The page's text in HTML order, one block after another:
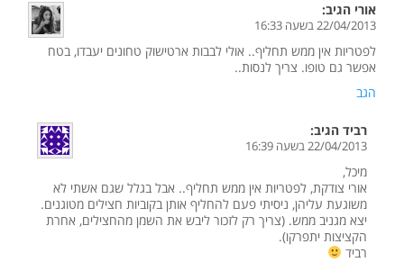
אורי הגיב:
22/04/2013 בשעה 16:33
לפטריות אין ממש תחליף.. אולי לבבות ארטישוק טחונים יעבדו, בטח
אפשר גם טופו. צריך לנסות..
הגב
רביד הגיב:
22/04/2013 בשעה 16:39
מיכל,
אורי צודקת, לפטריות אין ממש תחליף.. אבל בגלל שגם אשתי לא
משוגעת עליהן, ניסיתי פעם להחליף אותן בקוביות חצילים מטוגנים.
יצא מגניב ממש. (צריך רק לזכור ליבש את השמן מהחצילים, אחרת
הקציצות יתפרקו).
רביד